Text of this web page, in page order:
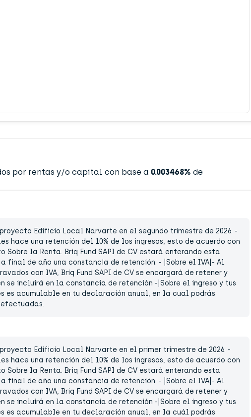
por rentas y/o capital con base a 0.003468% de
Edificio Local Narvarte en el segundo trimestre de 2026. -
hace una retención del 10% de los ingresos, esto de acuerdo con
la Renta. Briq Fund SAPI de CV estará enterando esta
final de año una constancia de retención. - |Sobre el IVA|- Al
con IVA, Briq Fund SAPI de CV se encargará de retener y
se incluirá en la constancia de retención -|Sobre el ingreso y tus
es acumulable en tu declaración anual, en la cual podrás
Edificio Local Narvarte en el primer trimestre de 2026. -
hace una retención del 10% de los ingresos, esto de acuerdo con
la Renta. Briq Fund SAPI de CV estará enterando esta
final de año una constancia de retención. - |Sobre el IVA|- Al
con IVA, Briq Fund SAPI de CV se encargará de retener y
se incluirá en la constancia de retención -|Sobre el ingreso y tus
es acumulable en tu declaración anual, en la cuál podrás